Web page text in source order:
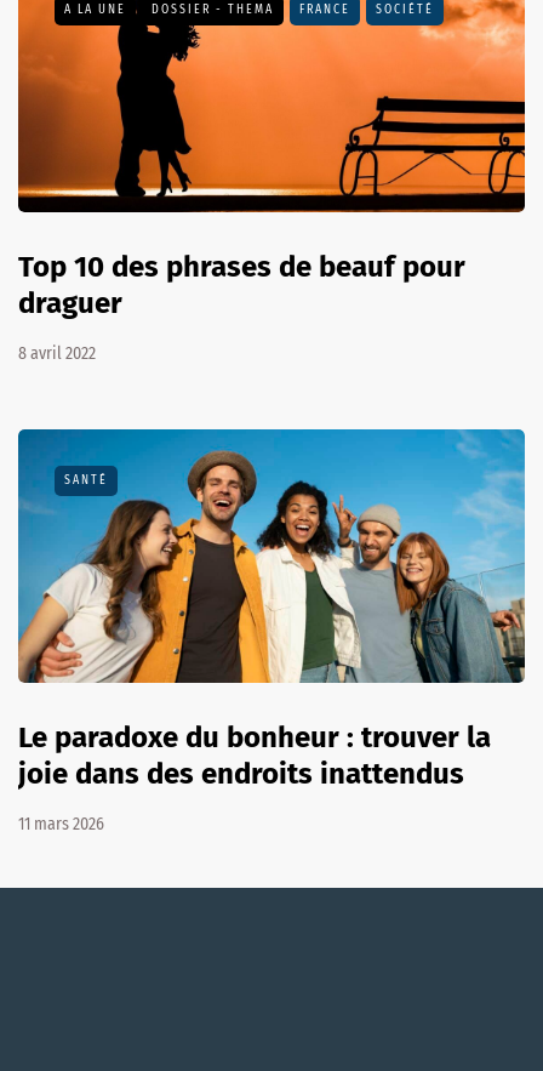
A LA UNE DOSSIER - THEMA FRANCE SOCIÉTÉ
Top 10 des phrases de beauf pour
draguer
8 avril 2022
SANTÉ
Le paradoxe du bonheur : trouver la
joie dans des endroits inattendus
11 mars 2026